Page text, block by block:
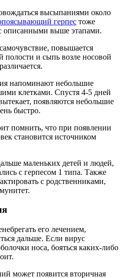
высыпаниями около
герпес тоже
с описанными выше этапами.
повышается
полости и сыпь возле носовой
напоминают небольшие
клетками. Спустя 4-5 дней
появляются небольшие
быстро.
помнить, что при появлении
становится источником
маленьких детей и людей,
с герпесом 1 типа. Также
с родственниками,
его лечением,
дальше. Если вирус
носа, бояться каких-либо
может появится вторичная